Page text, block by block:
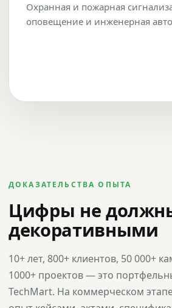
Охранная и пожарная
оповещение и инженерная
ДОКАЗАТЕЛЬСТВА ОПЫТА
Цифры не
декоративными
10+ лет, 800+ клиентов, 50 000+
1000+ проектов — это
TechMart. На коммерческом